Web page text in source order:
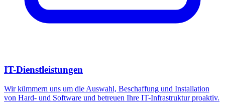
IT-Dienstleistungen
Wir kümmern uns um die Auswahl, Beschaffung und Installation
von Hard- und Software und betreuen Ihre IT-Infrastruktur proaktiv.